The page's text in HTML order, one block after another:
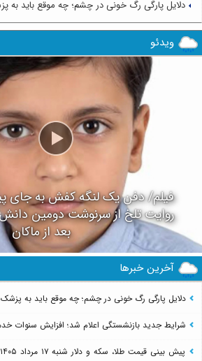
دلایل پارگی رگ خونی در چشم؛ چه موقع باید به
ویدئو
روایت تلخ از سرنوشت دومین
بعد از ماکان
آخرین خبرها
دلایل پارگی رگ خونی در چشم؛ چه موقع باید به پزشک
شرایط جدید بازنشستگی اعلام شد؛ افزایش سنوات